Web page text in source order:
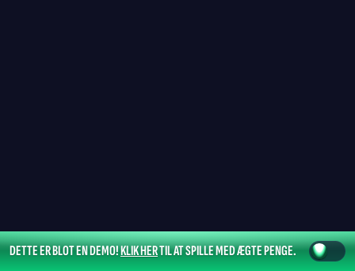
DETTE ER BLOT EN DEMO!KLIK HERTIL AT SPILLE MED ÆGTE PENGE.